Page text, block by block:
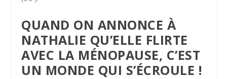
QUAND ON ANNONCE À
NATHALIE QU’ELLE FLIRTE
AVEC LA MÉNOPAUSE, C’EST
UN MONDE QUI S’ÉCROULE !